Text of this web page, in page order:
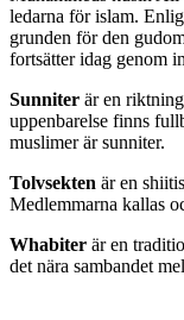
ledarna för islam.
grunden för den
fortsätter idag genom
Sunniter är en
uppenbarelse finns
muslimer är sunniter.
Tolvsekten är en
Medlemmarna kallas
Whabiter är en
det nära sambandet